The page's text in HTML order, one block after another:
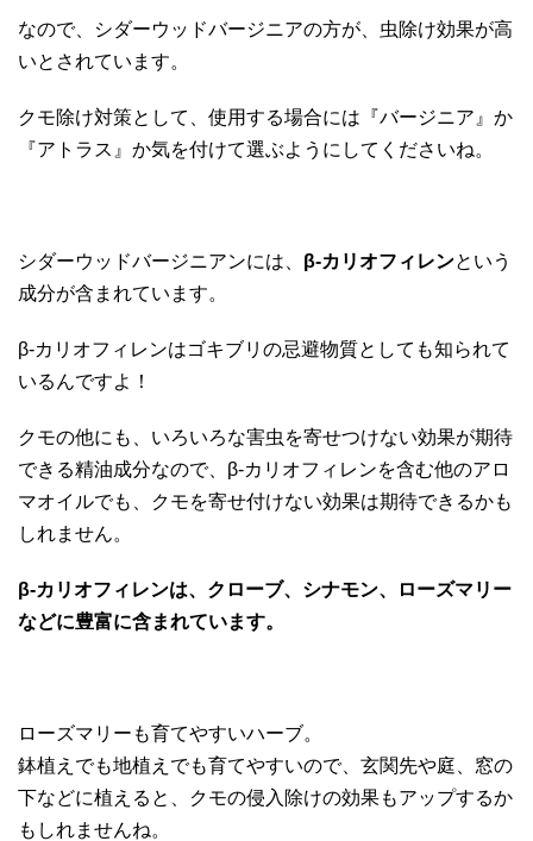
なので、シダーウッドバージニアの方が、虫除け効果が高
いとされています。
クモ除け対策として、使用する場合には『バージニア』か
『アトラス』か気を付けて選ぶようにしてくださいね。
シダーウッドバージニアンには、 β-カリオフィレンという
成分が含まれています。
β-カリオフィレンはゴキブリの忌避物質としても知られて
いるんですよ！
クモの他にも、いろいろな害虫を寄せつけない効果が期待
できる精油成分なので、β-カリオフィレンを含む他のアロ
マオイルでも、クモを寄せ付けない効果は期待できるかも
しれません。
β-カリオフィレンは、クローブ、シナモン、ローズマリー
などに豊富に含まれています。
ローズマリーも育てやすいハーブ。
鉢植えでも地植えでも育てやすいので、玄関先や庭、窓の
下などに植えると、クモの侵入除けの効果もアップするか
もしれませんね。